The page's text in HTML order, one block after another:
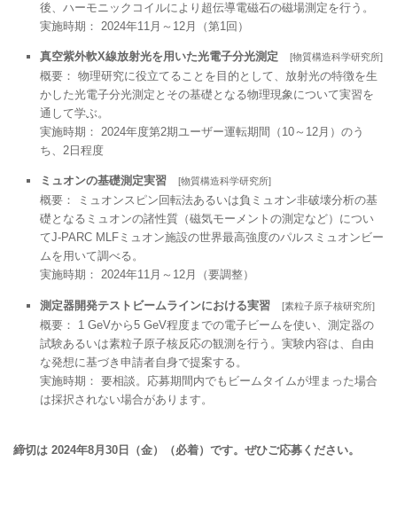
後、ハーモニックコイルにより超伝導電磁石の磁場測定を行う。
実施時期： 2024年11月～12月（第1回）
真空紫外軟X線放射光を用いた光電子分光測定 [物質構造科学研究所]
概要： 物理研究に役立てることを目的として、放射光の特徴を生
かした光電子分光測定とその基礎となる物理現象について実習を
通して学ぶ。
実施時期： 2024年度第2期ユーザー運転期間（10～12月）のう
ち、2日程度
ミュオンの基礎測定実習 [物質構造科学研究所]
概要： ミュオンスピン回転法あるいは負ミュオン非破壊分析の基
礎となるミュオンの諸性質（磁気モーメントの測定など）につい
てJ-PARC MLFミュオン施設の世界最高強度のパルスミュオンビー
ムを用いて調べる。
実施時期： 2024年11月～12月（要調整）
測定器開発テストビームラインにおける実習 [素粒子原子核研究所]
概要： 1 GeVから5 GeV程度までの電子ビームを使い、測定器の
試験あるいは素粒子原子核反応の観測を行う。実験内容は、自由
な発想に基づき申請者自身で提案する。
実施時期： 要相談。応募期間内でもビームタイムが埋まった場合
は採択されない場合があります。
締切は 2024年8月30日（金）（必着）です。ぜひご応募ください。